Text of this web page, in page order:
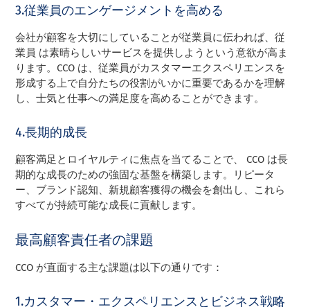
3.従業員のエンゲージメントを高める
会社が顧客を大切にしていることが従業員に伝われば、従
業員 は素晴らしいサービスを提供しようという意欲が高ま
ります。CCO は、従業員がカスタマーエクスペリエンスを
形成する上で自分たちの役割がいかに重要であるかを理解
し、士気と仕事への満足度を高めることができます。
4.長期的成長
顧客満足とロイヤルティに焦点を当てることで、 CCO は長
期的な成長のための強固な基盤を構築します。リピータ
ー、ブランド認知、新規顧客獲得の機会を創出し、これら
すべてが持続可能な成長に貢献します。
最高顧客責任者の課題
CCO が直面する主な課題は以下の通りです：
1.カスタマー・エクスペリエンスとビジネス戦略